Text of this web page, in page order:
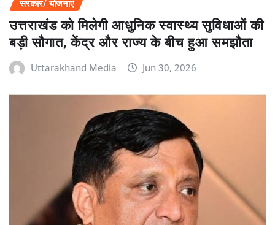
सरकार/ योजनाएं
उत्तराखंड को मिलेगी आधुनिक स्वास्थ्य सुविधाओं की
बड़ी सौगात, केंद्र और राज्य के बीच हुआ समझौता
Uttarakhand Media Jun 30, 2026